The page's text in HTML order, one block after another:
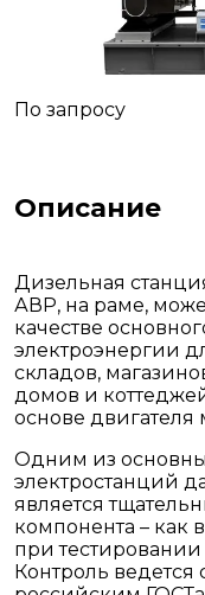
По запросу
Описание
Дизельная
АВР, на раме,
качестве
электроэнергии
складов,
домов и
основе двигателя
Одним из
электростанций
является
компонента – как
при тестировании
Контроль ведется